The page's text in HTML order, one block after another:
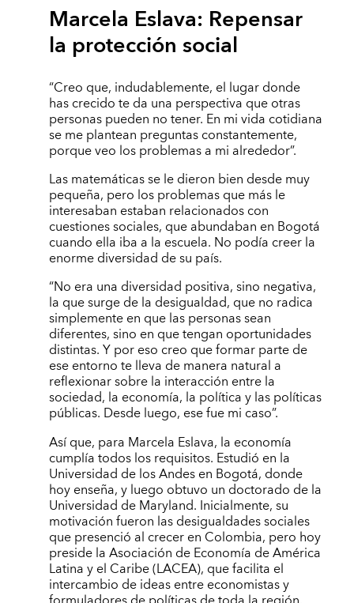
Marcela Eslava: Repensar
la protección social
“Creo que, indudablemente, el lugar donde
has crecido te da una perspectiva que otras
personas pueden no tener. En mi vida cotidiana
se me plantean preguntas constantemente,
porque veo los problemas a mi alrededor”.
Las matemáticas se le dieron bien desde muy
pequeña, pero los problemas que más le
interesaban estaban relacionados con
cuestiones sociales, que abundaban en Bogotá
cuando ella iba a la escuela. No podía creer la
enorme diversidad de su país.
“No era una diversidad positiva, sino negativa,
la que surge de la desigualdad, que no radica
simplemente en que las personas sean
diferentes, sino en que tengan oportunidades
distintas. Y por eso creo que formar parte de
ese entorno te lleva de manera natural a
reflexionar sobre la interacción entre la
sociedad, la economía, la política y las políticas
públicas. Desde luego, ese fue mi caso”.
Así que, para Marcela Eslava, la economía
cumplía todos los requisitos. Estudió en la
Universidad de los Andes en Bogotá, donde
hoy enseña, y luego obtuvo un doctorado de la
Universidad de Maryland. Inicialmente, su
motivación fueron las desigualdades sociales
que presenció al crecer en Colombia, pero hoy
preside la Asociación de Economía de América
Latina y el Caribe (LACEA), que facilita el
intercambio de ideas entre economistas y